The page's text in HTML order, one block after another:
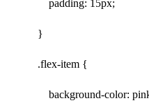
padding: 15px;
}
.flex-item {
background-color: